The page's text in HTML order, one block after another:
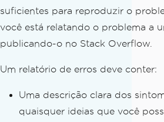
suficientes para reproduzir o
você está relatando o problema a
publicando-o no Stack Overflow.
Um relatório de erros deve conter:
Uma descrição clara dos
quaisquer ideias que você